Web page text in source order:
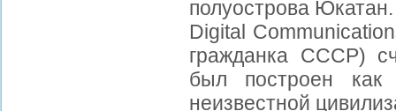
полуострова
Digital
гражданка СССР)
был построен
неизвестной